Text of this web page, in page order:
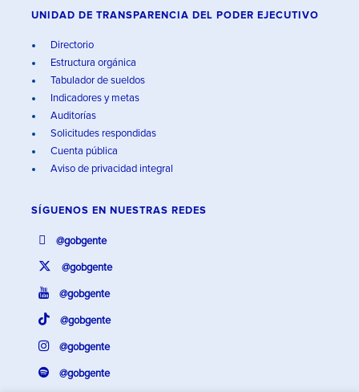
UNIDAD DE TRANSPARENCIA DEL PODER EJECUTIVO
Directorio
Estructura orgánica
Tabulador de sueldos
Indicadores y metas
Auditorías
Solicitudes respondidas
Cuenta pública
Aviso de privacidad integral
SÍGUENOS EN NUESTRAS REDES
@gobgente
@gobgente
@gobgente
@gobgente
@gobgente
@gobgente